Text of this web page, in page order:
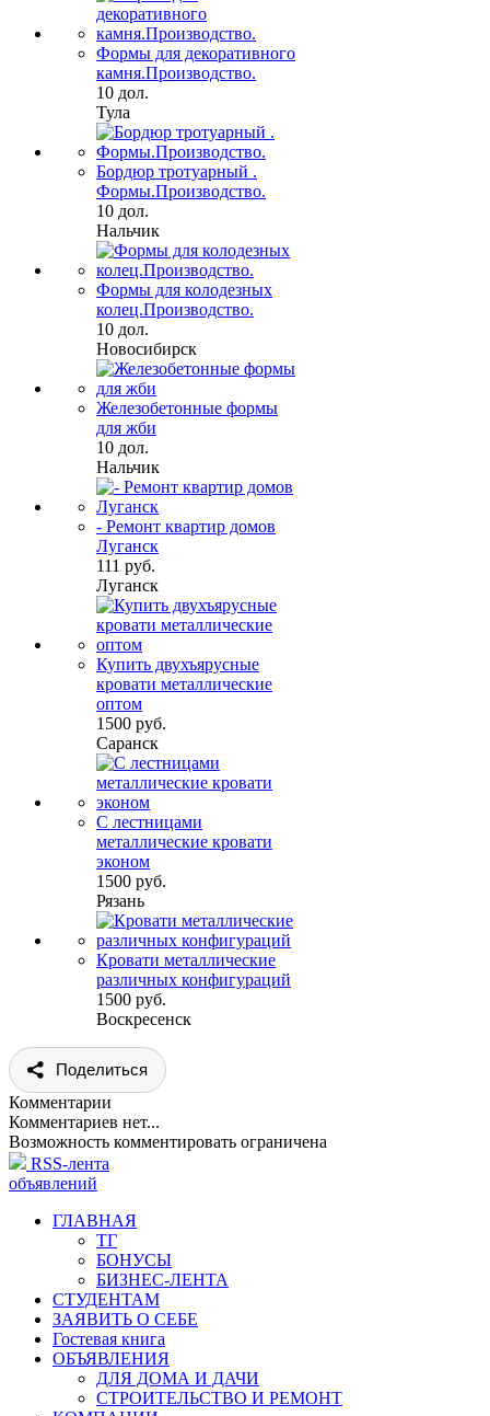
Формы для декоративного
камня.Производство.
10 дол.
Тула
Бордюр тротуарный .
Формы.Производство.
10 дол.
Нальчик
Формы для колодезных
колец.Производство.
10 дол.
Новосибирск
Железобетонные формы
для жби
10 дол.
Нальчик
- Ремонт квартир домов
Луганск
111 руб.
Луганск
Купить двухъярусные
кровати металлические
оптом
1500 руб.
Саранск
С лестницами
металлические кровати
эконом
1500 руб.
Рязань
Кровати металлические
различных конфигураций
1500 руб.
Воскресенск
Поделиться
Комментарии
Комментариев нет...
Возможность комментировать ограничена
RSS-лента
объявлений
ГЛАВНАЯ
ТГ
БОНУСЫ
БИЗНЕС-ЛЕНТА
СТУДЕНТАМ
ЗАЯВИТЬ О СЕБЕ
Гостевая книга
ОБЪЯВЛЕНИЯ
ДЛЯ ДОМА И ДАЧИ
СТРОИТЕЛЬСТВО И РЕМОНТ